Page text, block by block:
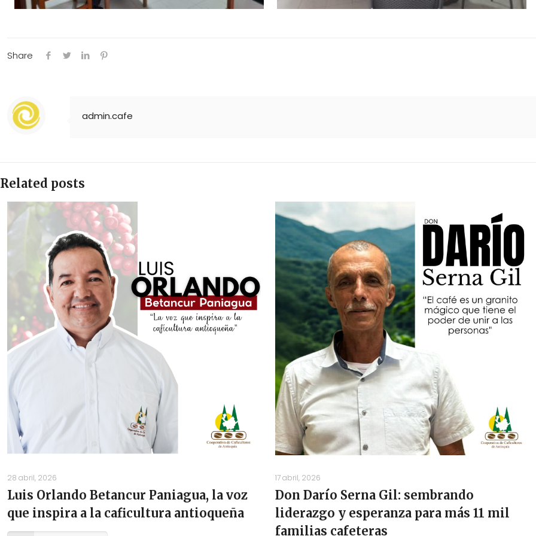
Share
admin.cafe
Related posts
28 abril, 2026
Luis Orlando Betancur Paniagua, la voz
que inspira a la caficultura antioqueña
17 abril, 2026
Don Darío Serna Gil: sembrando
liderazgo y esperanza para más 11 mil
familias cafeteras